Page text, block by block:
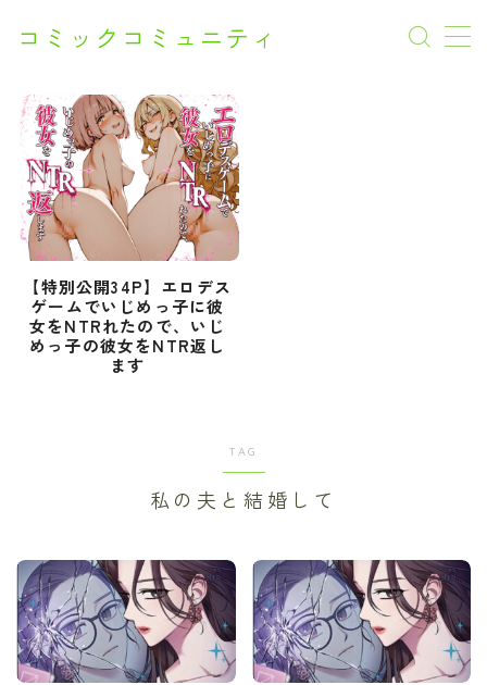
コミックコミュニティ
AI漫画
CM
Netflix
SF
SF
アクション
グルメ
ゲーム
コメディ
【特別公開34P】エロデス
ゲームでいじめっ子に彼
女をNTRれたので、いじ
めっ子の彼女をNTR返し
ます
TAG
私の夫と結婚して